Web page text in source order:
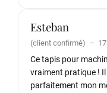
Esteban
(client confirmé) –
Ce tapis pour
vraiment pratique !
parfaitement mon